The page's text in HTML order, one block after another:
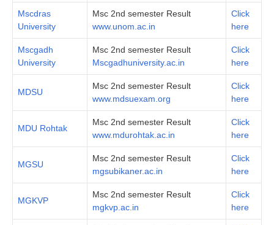
Mscdras
University
Msc 2nd semester Result
www.unom.ac.in
Click
here
Mscgadh
University
Msc 2nd semester Result
Mscgadhuniversity.ac.in
Click
here
MDSU
Msc 2nd semester Result
www.mdsuexam.org
Click
here
MDU Rohtak
Msc 2nd semester Result
www.mdurohtak.ac.in
Click
here
MGSU
Msc 2nd semester Result
mgsubikaner.ac.in
Click
here
MGKVP
Msc 2nd semester Result
mgkvp.ac.in
Click
here